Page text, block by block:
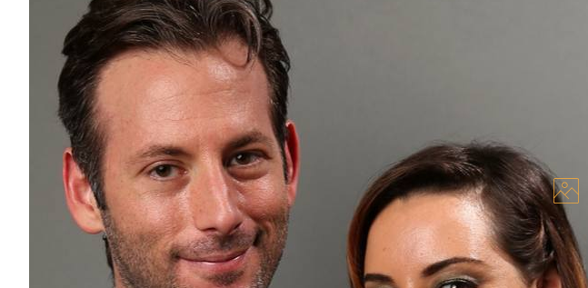
Обрі Пласа оприлюднила заяву про смерть чоловіка Джеффа